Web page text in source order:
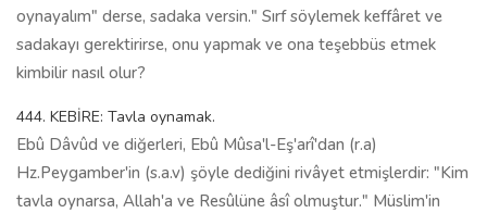
oynayalım" derse, sadaka versin." Sırf söylemek keffâret ve
sadakayı gerektirirse, onu yapmak ve ona teşebbüs etmek
kimbilir nasıl olur?
444. KEBİRE: Tavla oynamak.
Ebû Dâvûd ve diğerleri, Ebû Mûsa'l-Eş'arî'dan (r.a)
Hz.Peygamber'in (s.a.v) şöyle dediğini rivâyet etmişlerdir: "Kim
tavla oynarsa, Allah'a ve Resûlüne âsî olmuştur." Müslim'in